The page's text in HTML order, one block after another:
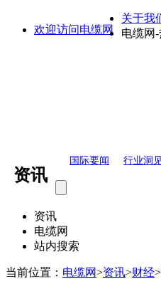
欢迎访问电缆网
关于我
电缆网-
资讯
国际要闻 行业洞
资讯
电缆网
站内搜索
当前位置： 电缆网>资讯>财经>